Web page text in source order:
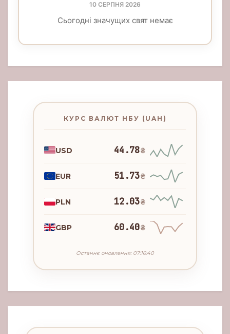
10 СЕРПНЯ 2026
Сьогодні значущих свят немає
КУРС ВАЛЮТ НБУ (UAH)
USD 44.78₴
EUR 51.73₴
PLN 12.03₴
GBP 60.40₴
Останнє оновлення: 07:16:40